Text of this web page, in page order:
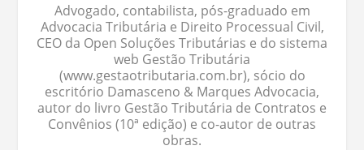
Advogado, contabilista, pós-graduado em
Advocacia Tributária e Direito Processual Civil,
CEO da Open Soluções Tributárias e do sistema
web Gestão Tributária
(www.gestaotributaria.com.br), sócio do
escritório Damasceno & Marques Advocacia,
autor do livro Gestão Tributária de Contratos e
Convênios (10ª edição) e co-autor de outras
obras.